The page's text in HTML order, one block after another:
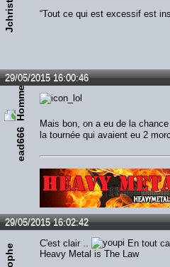
“Tout ce qui est excessif est
29/05/2015 16:00:46
ead666
Mais bon, on a eu de la
la tournée qui avaient eu 2
Lien :http://
29/05/2015 16:02:42
C'est clair ..
En tout
Heavy Metal is The Law